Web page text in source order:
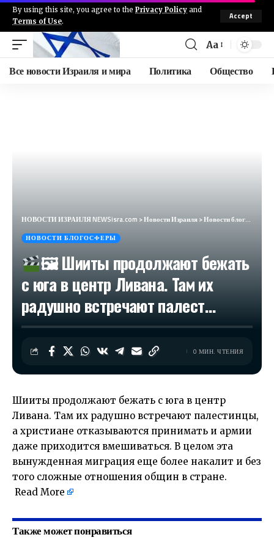
By using this site, you agree to the Privacy Policy and
Terms of Use.
Accept
Aa
Все новости Израиля и мира Политика Общество
НОВОСТИ ИЗРАИЛЯ NEWSisra.com >Новости Израиля>Новости блогосферы
НОВОСТИ БЛОГОСФЕРЫ
🖼 Шииты продолжают бежать
с юга в центр Ливана. Там их
радушно встречают палест…
0 МИН. ЧТЕНИЯ
Шииты продолжают бежать с юга в центр
Ливана. Там их радушно встречают палестинцы,
а христиане отказываются принимать и армии
даже приходится вмешиваться. В целом эта
вынужденная миграция еще более накалит и без
того сложные отношения общин в стране.
Read More
Также может понравиться